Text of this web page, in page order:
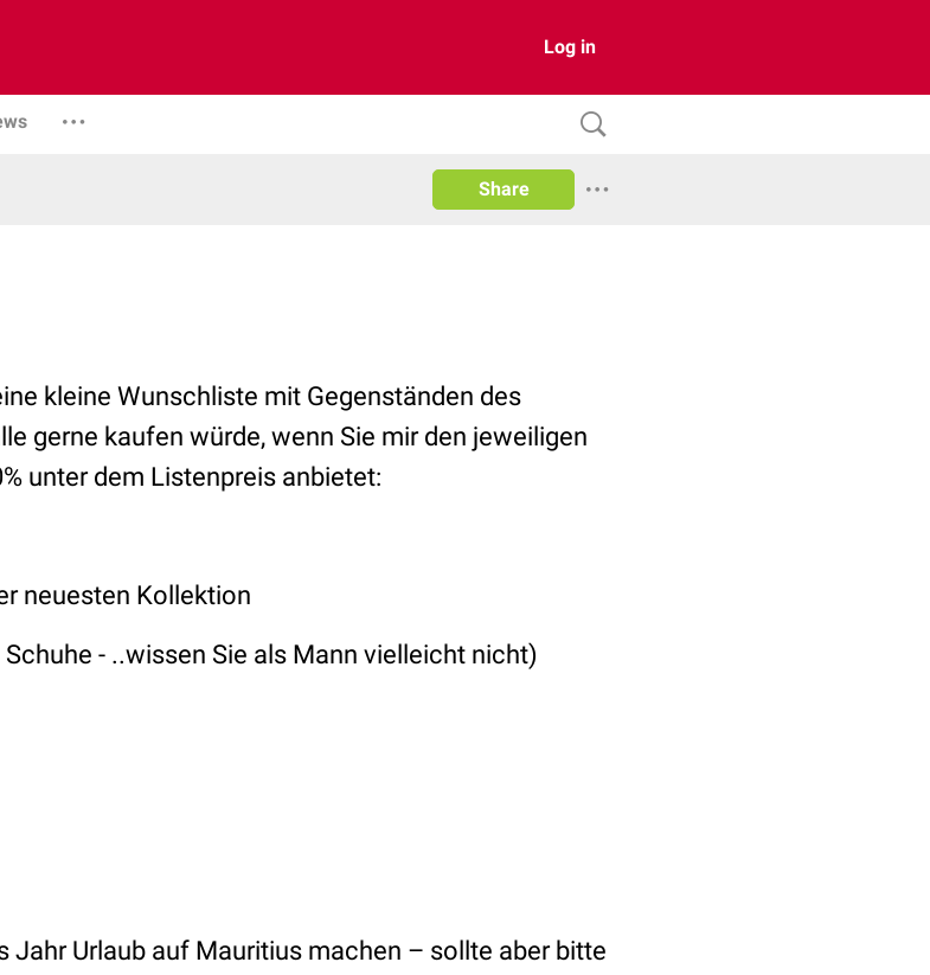
Log in
Share
kleine Wunschliste mit Gegenständen des
gerne kaufen würde, wenn Sie mir den jeweiligen
unter dem Listenpreis anbietet:
neuesten Kollektion
- ..wissen Sie als Mann vielleicht nicht)
Jahr Urlaub auf Mauritius machen – sollte aber bitte